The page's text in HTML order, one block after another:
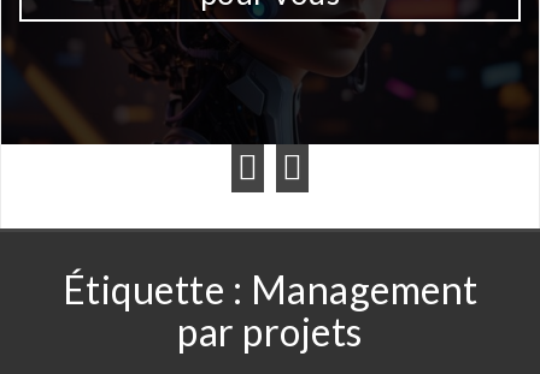
Étiquette : Management
par projets